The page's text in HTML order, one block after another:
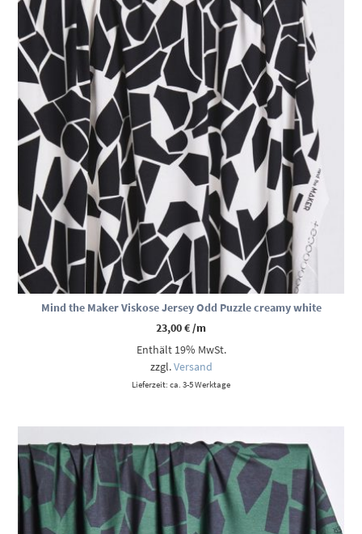
Mind the Maker Viskose Jersey Odd Puzzle creamy white
23,00€/m
Enthält 19% MwSt.
zzgl.Versand
Lieferzeit: ca. 3-5 Werktage